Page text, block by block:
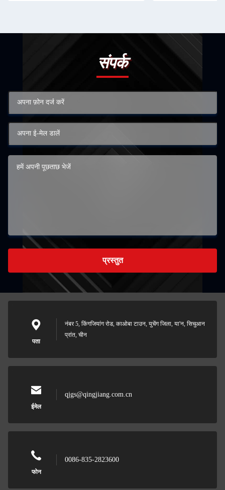
संपर्क
प्रस्तुत
पता
नंबर 5, किंगजियांग रोड, काओबा टाउन, युचेंग जिला, या'न, सिचुआन
प्रांत, चीन
ईमेल
qjgs@qingjiang.com.cn
फोन
0086-835-2823600